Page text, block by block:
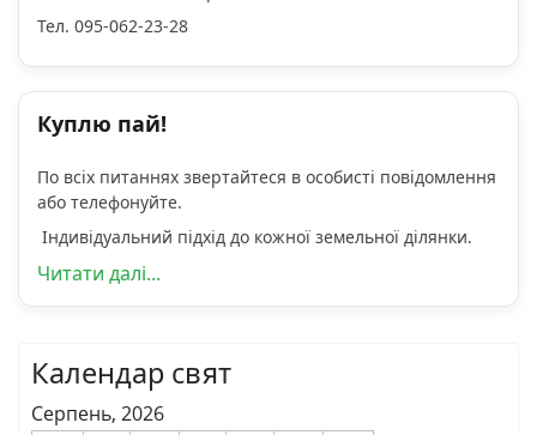
Тел. 095-062-23-28
Куплю пай!
По всіх питаннях звертайтеся в особисті повідомлення
або телефонуйте.
Індивідуальний підхід до кожної земельної ділянки.
Читати далі...
Календар свят
Серпень, 2026